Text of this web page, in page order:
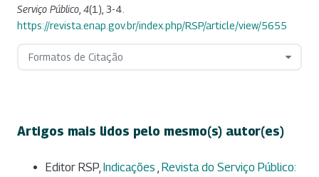
Serviço Público 4(1), 3-4.
https://revista.enap.gov.br/index.php/RSP/article/view/5655
Formatos de Citação
Artigos mais lidos pelo mesmo(s) autor(es)
Editor RSP, Indicações , Revista do Serviço Público: